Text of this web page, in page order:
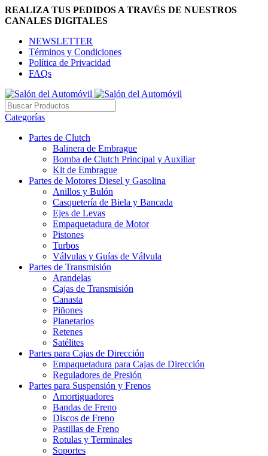
REALIZA TUS PEDIDOS A TRAVÉS DE NUESTROS
CANALES DIGITALES
NEWSLETTER
Términos y Condiciones
Política de Privacidad
FAQs
Categorías
Partes de Clutch
Balinera de Embrague
Bomba de Clutch Principal y Auxiliar
Kit de Embrague
Partes de Motores Diesel y Gasolina
Anillos y Bulón
Casquetería de Biela y Bancada
Ejes de Levas
Empaquetadura de Motor
Pistones
Turbos
Válvulas y Guías de Válvula
Partes de Transmisión
Arandelas
Cajas de Transmisión
Canasta
Piñones
Planetarios
Retenes
Satélites
Partes para Cajas de Dirección
Empaquetadura para Cajas de Dirección
Reguladores de Presión
Partes para Suspensión y Frenos
Amortiguadores
Bandas de Freno
Discos de Freno
Pastillas de Freno
Rotulas y Terminales
Soportes